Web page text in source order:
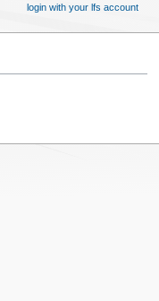
login with your lfs account